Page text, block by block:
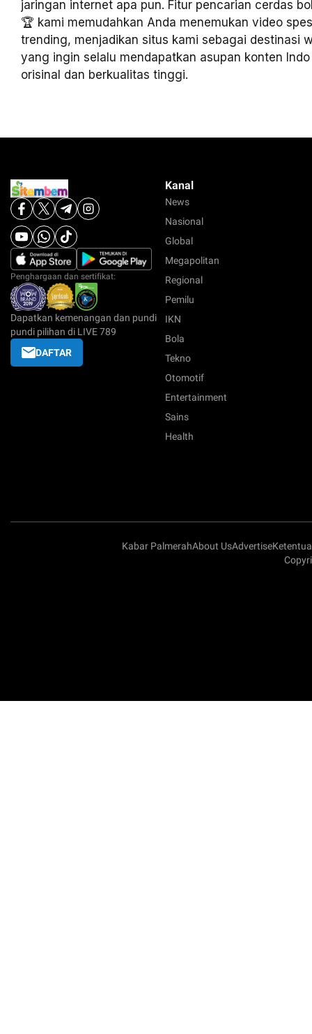
jaringan internet apa pun. Fitur pencarian cerdas
🏆 kami memudahkan Anda menemukan video
trending, menjadikan situs kami sebagai destinasi
yang ingin selalu mendapatkan asupan konten
orisinal dan berkualitas tinggi.
Penghargaan dan sertifikat:
Dapatkan kemenangan dan pundi
pundi pilihan di LIVE 789
DAFTAR
Kanal
News
Nasional
Global
Megapolitan
Regional
Pemilu
IKN
Bola
Tekno
Otomotif
Entertainment
Sains
Health
Kabar PalmerahAbout UsAdvertise